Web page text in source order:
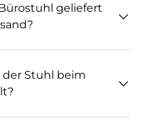
geliefert
der Stuhl beim